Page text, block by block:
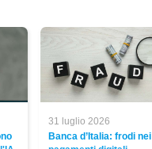
31 luglio 2026
Banca d’Italia: frodi nei